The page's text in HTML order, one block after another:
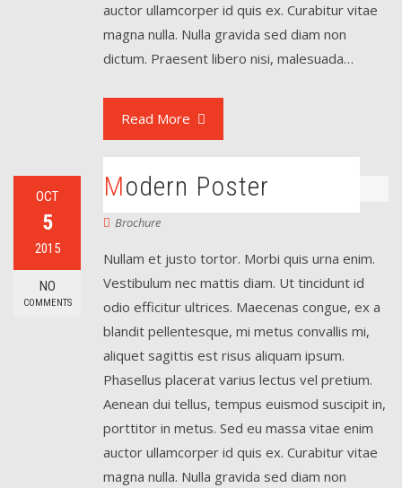
auctor ullamcorper id quis ex. Curabitur vitae
magna nulla. Nulla gravida sed diam non
dictum. Praesent libero nisi, malesuada…
Read More
OCT
5
2015
NO
COMMENTS
Modern Poster
Brochure
Nullam et justo tortor. Morbi quis urna enim.
Vestibulum nec mattis diam. Ut tincidunt id
odio efficitur ultrices. Maecenas congue, ex a
blandit pellentesque, mi metus convallis mi,
aliquet sagittis est risus aliquam ipsum.
Phasellus placerat varius lectus vel pretium.
Aenean dui tellus, tempus euismod suscipit in,
porttitor in metus. Sed eu massa vitae enim
auctor ullamcorper id quis ex. Curabitur vitae
magna nulla. Nulla gravida sed diam non